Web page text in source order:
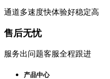
通道多速度快体验好稳定高
售后无忧
服务出问题客服全程跟进
产品中心